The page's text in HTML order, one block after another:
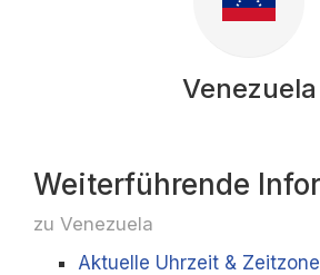
Venezuela
Weiterführende
zu Venezuela
Aktuelle Uhrzeit &